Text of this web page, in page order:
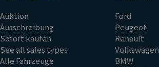
Auktion
Ausschreibung
Sofort kaufen
See all sales types
Alle Fahrzeuge
Ford
Peugeot
Renault
Volkswagen
BMW